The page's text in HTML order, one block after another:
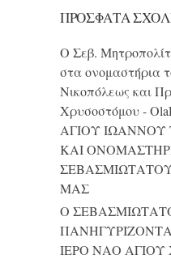
ΠΡΌΣΦΑΤΑ
Ο Σεβ.
στα ονομαστήρια
Νικοπόλεως και
Χρυσοστόμου -
ΑΓΙΟΥ
ΚΑΙ
ΜΑΣ
Ο
ΙΕΡΟ ΝΑΟ